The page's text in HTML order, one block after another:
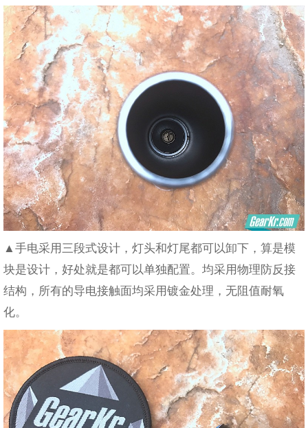
▲手电采用三段式设计，灯头和灯尾都可以卸下，算是模
块是设计，好处就是都可以单独配置。均采用物理防反接
结构，所有的导电接触面均采用镀金处理，无阻值耐氧
化。